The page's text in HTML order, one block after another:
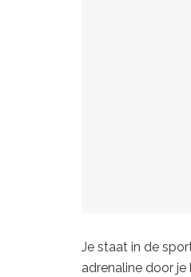
Je staat in de
adrenaline door